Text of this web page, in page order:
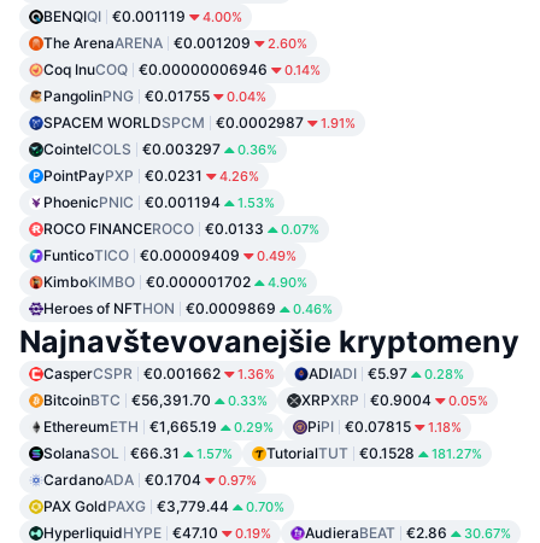
BENQIQI €0.001119 4.00%
The ArenaARENA €0.001209 2.60%
Coq InuCOQ €0.00000006946 0.14%
PangolinPNG €0.01755 0.04%
SPACEM WORLDSPCM €0.0002987 1.91%
CointelCOLS €0.003297 0.36%
PointPayPXP €0.0231 4.26%
PhoenicPNIC €0.001194 1.53%
ROCO FINANCEROCO €0.0133 0.07%
FunticoTICO €0.00009409 0.49%
KimboKIMBO €0.000001702 4.90%
Heroes of NFTHON €0.0009869 0.46%
Najnavštevovanejšie kryptomeny
CasperCSPR €0.001662 1.36% ADIADI €5.97 0.28%
BitcoinBTC €56,391.70 0.33% XRPXRP €0.9004 0.05%
EthereumETH €1,665.19 0.29% PiPI €0.07815 1.18%
SolanaSOL €66.31 1.57% TutorialTUT €0.1528 181.27%
CardanoADA €0.1704 0.97%
PAX GoldPAXG €3,779.44 0.70%
HyperliquidHYPE €47.10 0.19% AudieraBEAT €2.86 30.67%